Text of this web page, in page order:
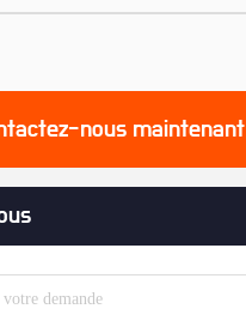
nous maintenant